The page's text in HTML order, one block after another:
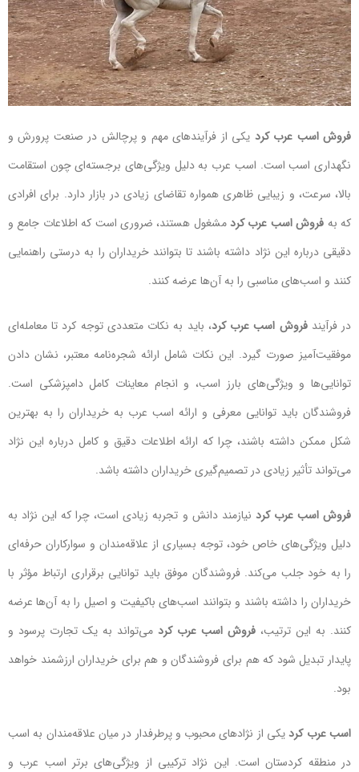
فروش اسب عرب کرد یکی از فرآیندهای مهم و پرچالش در صنعت پرورش و
نگهداری اسب است. اسب عرب به دلیل ویژگی‌های برجسته‌ای چون استقامت
بالا، سرعت، و زیبایی ظاهری همواره تقاضای زیادی در بازار دارد. برای افرادی
که به فروش اسب عرب کردمشغول هستند، ضروری است که اطلاعات جامع و
دقیقی درباره این نژاد داشته باشند تا بتوانند خریداران را به درستی راهنمایی
کنند و اسب‌های مناسبی را به آن‌ها عرضه کنند.
در فرآیندفروش اسب عرب کرد، باید به نکات متعددی توجه کرد تا معامله‌ای
موفقیت‌آمیز صورت گیرد. این نکات شامل ارائه شجره‌نامه معتبر، نشان دادن
توانایی‌ها و ویژگی‌های بارز اسب، و انجام معاینات کامل دامپزشکی است.
فروشندگان باید توانایی معرفی و ارائه اسب عرب به خریداران را به بهترین
شکل ممکن داشته باشند، چرا که ارائه اطلاعات دقیق و کامل درباره این نژاد
می‌تواند تأثیر زیادی در تصمیم‌گیری خریداران داشته باشد.
فروش اسب عرب کرد نیازمند دانش و تجربه زیادی است، چرا که این نژاد به
دلیل ویژگی‌های خاص خود، توجه بسیاری از علاقه‌مندان و سوارکاران حرفه‌ای
را به خود جلب می‌کند. فروشندگان موفق باید توانایی برقراری ارتباط مؤثر با
خریداران را داشته باشند و بتوانند اسب‌های باکیفیت و اصیل را به آن‌ها عرضه
کنند. به این ترتیب، فروش اسب عرب کرد می‌تواند به یک تجارت پرسود و
پایدار تبدیل شود که هم برای فروشندگان و هم برای خریداران ارزشمند خواهد
بود.
اسب عرب کردیکی از نژادهای محبوب و پرطرفدار در میان علاقه‌مندان به اسب
در منطقه کردستان است. این نژاد ترکیبی از ویژگی‌های برتر اسب عرب و